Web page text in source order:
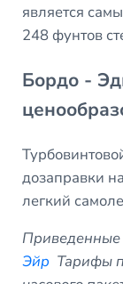
является
248 фунтов
Бордо -
дозаправки
легкий
Эйр Тарифы